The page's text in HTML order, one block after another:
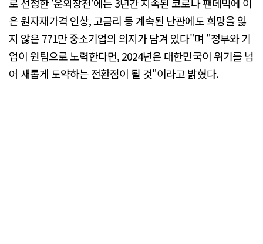
은 원자재가격 인상, 고금리 등 계속된 난관에도 희망을 잃
지 않은 771만 중소기업의 의지가 담겨 있다"며 "정부와 기
업이 원팀으로 노력한다면, 2024년은 대한민국이 위기를 넘
어 새롭게 도약하는 전환점이 될 것"이라고 밝혔다.